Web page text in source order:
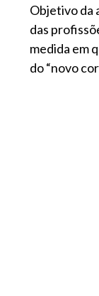
Objetivo da
das
medida em
do “novo